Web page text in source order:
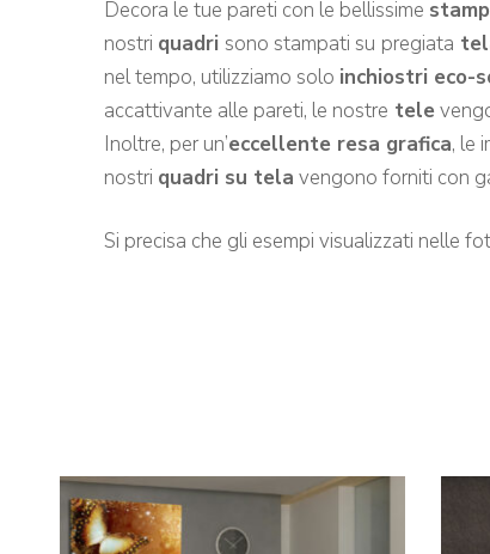
Decora le tue pareti con le bellissime
nostri quadri sono stampati su pregiata
nel tempo, utilizziamo solo inchiostri eco-
accattivante alle pareti, le nostre tele
Inoltre, per un’eccellente resa grafica, le
nostri quadri su tela vengono forniti con
Si precisa che gli esempi visualizzati nelle